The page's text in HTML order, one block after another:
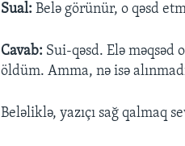
Sual: Belə görünür, o qəsd
Cavab: Sui-qəsd. Elə məqsəd
öldüm. Amma, nə isə
Beləliklə, yazıçı sağ qalmaq